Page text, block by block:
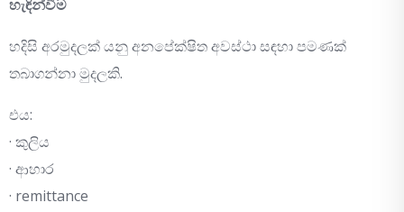
හැඳින්වීම
හදිසි අරමුදලක් යනු අනපේක්ෂිත අවස්ථා සඳහා පමණක්
තබාගන්නා මුදලකි.
එය:
· කුලිය
· ආහාර
· remittance